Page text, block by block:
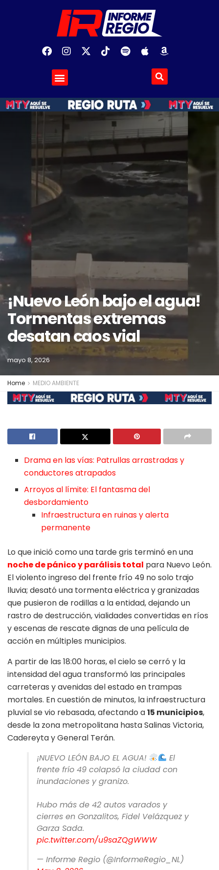
¡Nuevo León bajo el agua!
Tormentas extremas
desatan caos vial
mayo 8, 2026
Home MEDIO AMBIENTE
Drama en las vías: Patrullas arrastradas y
conductores atrapados
Arroyos al límite: El fantasma del
desbordamiento
Infraestructura en ruinas y alerta
permanente
Lo que inició como una tarde gris terminó en una
noche de pánico y parálisis total para Nuevo León.
El violento ingreso del frente frío 49 no solo trajo
lluvia; desató una tormenta eléctrica y granizadas
que pusieron de rodillas a la entidad, dejando un
rastro de destrucción, vialidades convertidas en ríos
y escenas de rescate dignas de una película de
acción en múltiples municipios.
A partir de las 18:00 horas, el cielo se cerró y la
intensidad del agua transformó las principales
carreteras y avenidas del estado en trampas
mortales. En cuestión de minutos, la infraestructura
pluvial se vio rebasada, afectando a15 municipios,
desde la zona metropolitana hasta Salinas Victoria,
Cadereyta y General Terán.
¡NUEVO LEÓN BAJO EL AGUA!
El
frente frío 49 colapsó la ciudad con
inundaciones y granizo.
Hubo más de 42 autos varados y
cierres en Gonzalitos, Fidel Velázquez y
Garza Sada.
pic.twitter.com/u9saZQgWWW
— Informe Regio (@InformeRegio_NL)